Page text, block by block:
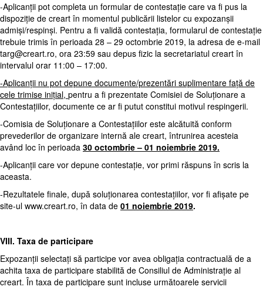
-Aplicanții pot completa un formular de contestație care va fi pus la
dispoziție de creart în momentul publicării listelor cu expozanșii
admiși/respinși. Pentru a fi validă contestația, formularul de contestație
trebuie trimis în perioada 28 – 29 octombrie 2019, la adresa de e-mail
targ@creart.ro, ora 23:59 sau depus fizic la secretariatul creart în
intervalul orar 11:00 – 17:00.
-Aplicanții nu pot depune documente/prezentări suplimentare față de
cele trimise inițial, pentru a fi prezentate Comisiei de Soluționare a
Contestațiilor, documente ce ar fi putut constitui motivul respingerii.
-Comisia de Soluționare a Contestațiilor este alcătuită conform
prevederilor de organizare internă ale creart, întrunirea acesteia
având loc în perioada 30 octombrie – 01 noiembrie 2019.
-Aplicanții care vor depune contestație, vor primi răspuns în scris la
aceasta.
-Rezultatele finale, după soluționarea contestațiilor, vor fi afișate pe
site-ul www.creart.ro, în data de 01 noiembrie 2019.
VIII. Taxa de participare
Expozanții selectați să participe vor avea obligația contractuală de a
achita taxa de participare stabilită de Consiliul de Administrație al
creart. În taxa de participare sunt incluse următoarele servicii